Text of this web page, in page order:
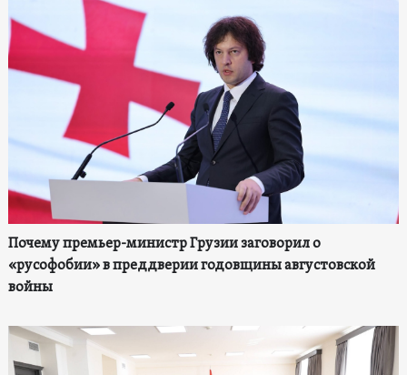
Почему премьер-министр Грузии заговорил о
«русофобии» в преддверии годовщины августовской
войны